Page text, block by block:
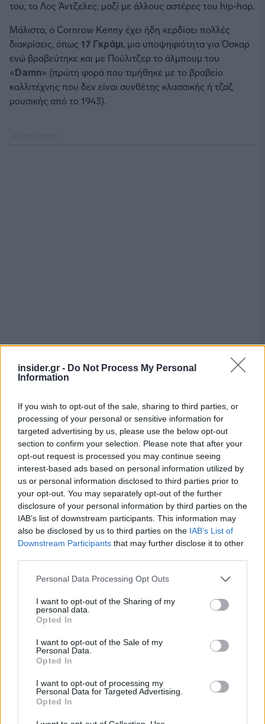
insider.gr - Do Not Process My Personal
Information
If you wish to opt-out of the sale, sharing to third parties, or
processing of your personal or sensitive information for
targeted advertising by us, please use the below opt-out
section to confirm your selection. Please note that after your
opt-out request is processed you may continue seeing
interest-based ads based on personal information utilized by
us or personal information disclosed to third parties prior to
your opt-out. You may separately opt-out of the further
disclosure of your personal information by third parties on the
IAB’s list of downstream participants. This information may
also be disclosed by us to third parties on the IAB’s List of
Downstream Participants that may further disclose it to other
Please note that this website/app uses one or more Google
not limited to your visit or usage behaviour. You may click to
grant or deny consent to Google and its third-party tags to
use your data for below specified purposes in below Google
consent section.
Personal Data Processing Opt Outs
I want to opt-out of the Sharing of my
personal data.
Opted In
I want to opt-out of the Sale of my
Personal Data.
Opted In
I want to opt-out of processing my
Personal Data for Targeted Advertising.
Opted In
του, το Λος Άντζελες, μαζί με άλλους αστέρες του hip-hop.
Μάλιστα, ο Cornrow Kenny έχει ήδη κερδίσει πολλές
διακρίσεις, όπως 17 Γκράμι, μια υποψηφιότητα για Όσκαρ
ενώ βραβεύτηκε και με Πούλιτζερ το άλμπουμ του
« Damn» (πρώτη φορά που τιμήθηκε με το βραβείο
καλλιτέχνης που δεν είναι συνθέτης κλασσικής ή τζαζ
μουσικής από το 1943).
ΔΙΑΒΑΣΤΕ ΕΠΙΣΗΣ:Το αστρονομικό ποσό που έχασε
ο Ντόντσιτς λόγω Λέικερς
Από την αρχή της καριέρας του, οKing Kendrick ήξερε
πώς να αξιοποιείεπιχειρηματικές ευκαιρίες. Έγραψε
τραγούδι για διαφήμιση των Windows της Microsoft το
Βερμούδες το 2014 και επιμελήθηκε το soundtrack της
πρώτης ταινίας Black Panther της Walt Disney.
Βεβαίως, έχει κάνει ήδηάπειρες συνεργασίες
με τη
Nike, την American Express και την Block’s Cash App, ενώ
βίντεοκλιπς. Τον Νοέμβριο «έσκασε » εντελώς ξαφνικά
και απροειδοποίητα τον τελευταίο του δίσκο, GNX, που